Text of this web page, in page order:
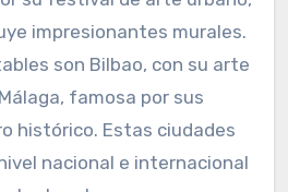
sociedad y la cultura
se pueden
más